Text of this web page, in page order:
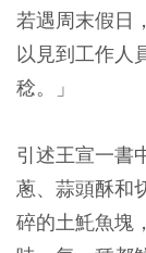
若遇周末假日
以見到工作人
稔。」
引述王宣一書
蔥、蒜頭酥和
碎的土魠魚塊